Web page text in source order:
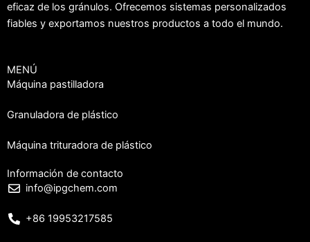
eficaz de los gránulos. Ofrecemos sistemas personalizados
fiables y exportamos nuestros productos a todo el mundo.
MENÚ
Máquina pastilladora
Granuladora de plástico
Máquina trituradora de plástico
Información de contacto
info@ipgchem.com
+86 19953217585